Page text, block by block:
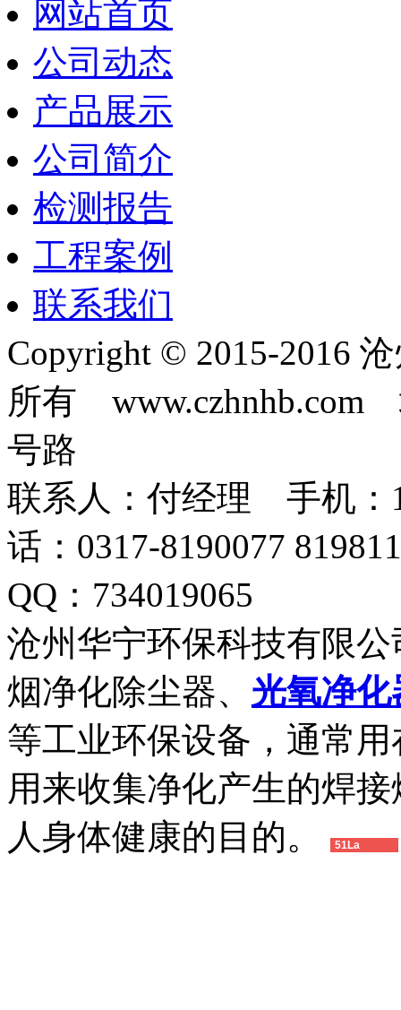
网站首页
公司动态
产品展示
公司简介
检测报告
工程案例
联系我们
Copyright © 2015-2016
所有 www.czhnhb.com
号路
联系人：付经理 手机：
话：0317-8190077
QQ：734019065
沧州华宁环保科技有限
烟净化除尘器、 光氧净化
等工业环保设备，通常
用来收集净化产生的焊
人身体健康的目的。
51La